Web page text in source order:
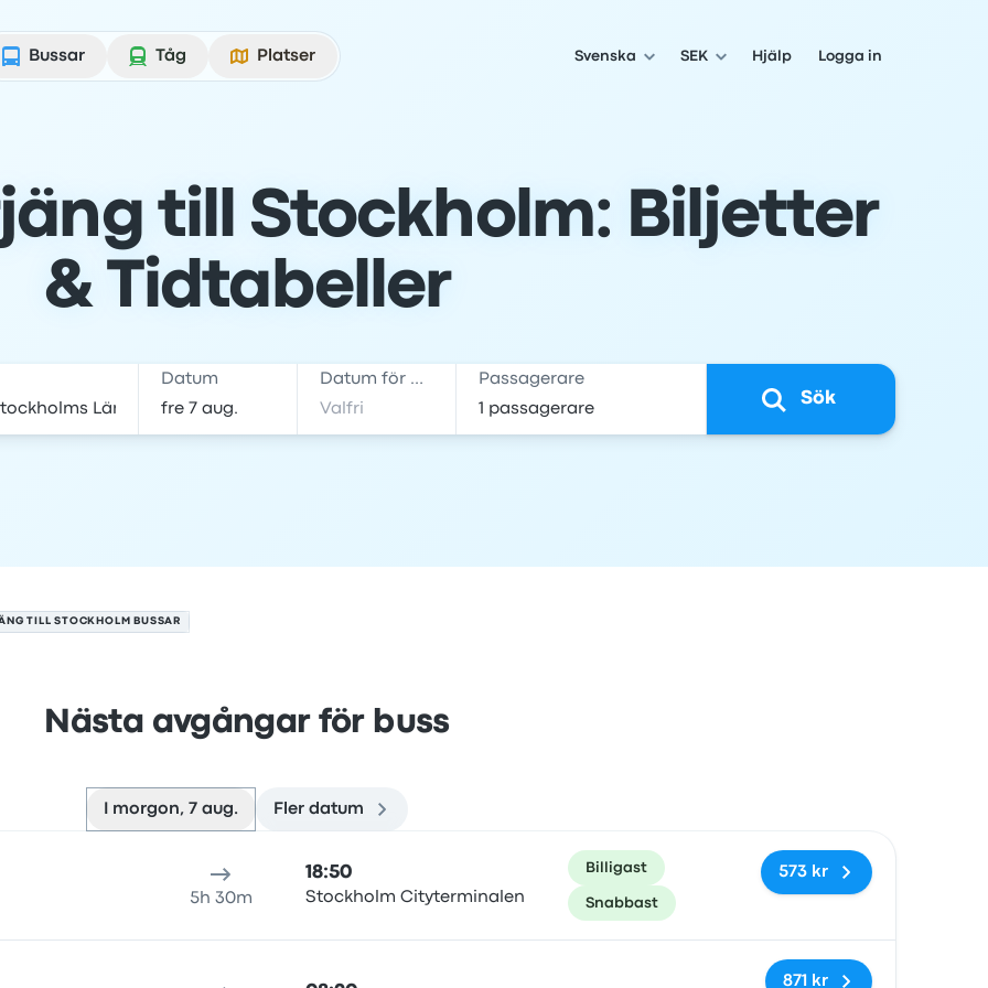
Bussar
Tåg Platser Svenska SEK Hjälp Logga in
till Stockholm: Biljetter
& Tidtabeller
Datum Datum för hemresa Passagerare
Sök
TILL STOCKHOLM BUSSAR
Nästa avgångar för buss
I morgon, 7 aug. Fler datum
5h 30m
18:50
Stockholm Cityterminalen
Billigast
Snabbast
573 kr
Inga taggar
871 kr